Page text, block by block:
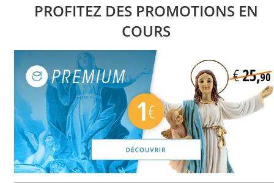
PROFITEZ DES PROMOTIONS EN
COURS